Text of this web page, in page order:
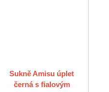
Sukně Amisu úplet
černá s fialovým